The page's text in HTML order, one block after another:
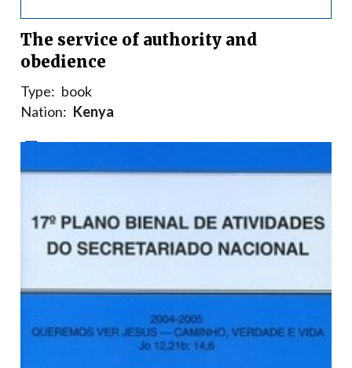
The service of authority and
obedience
Type: book
Nation: Kenya